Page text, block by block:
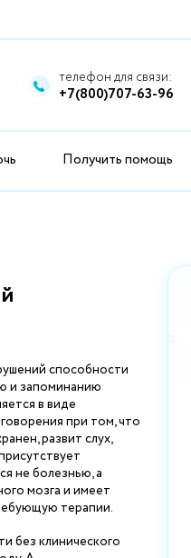
телефон для связи:
+7(800)707-63-96
Получить помощь
способности
и запоминанию
в виде
при том, что
развит слух,
не болезнью, а
мозга и имеет
терапии.
без клинического